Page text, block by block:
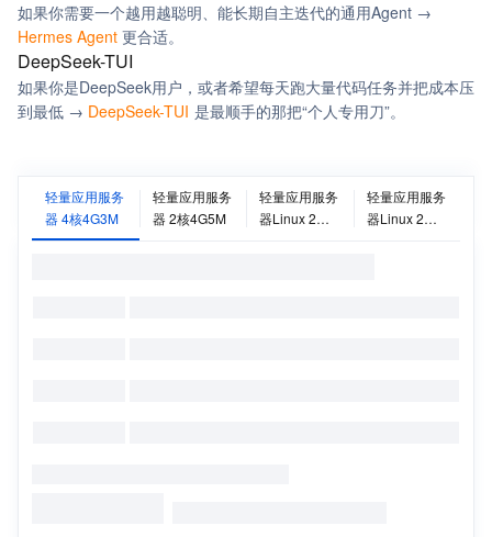
如果你需要一个越用越聪明、能长期自主迭代的通用Agent →
Hermes Agent 更合适。
DeepSeek-TUI
如果你是DeepSeek用户，或者希望每天跑大量代码任务并把成本压
到最低 → DeepSeek-TUI 是最顺手的那把“个人专用刀”。
轻量应用服务
器 4核4G3M
轻量应用服务
器 2核4G5M
轻量应用服务
器Linux 2核
轻量应用服务
器Linux 2核